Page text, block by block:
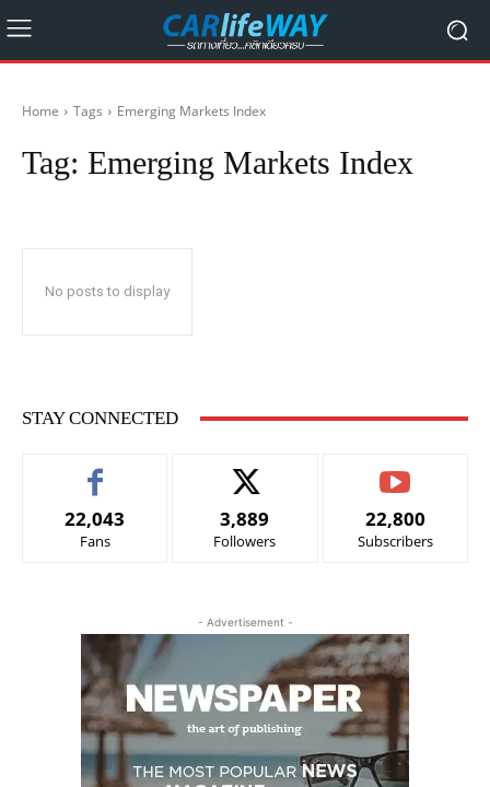
Home Tags Emerging Markets Index
Tag: Emerging Markets Index
No posts to display
STAY CONNECTED
22,043
Fans
3,889
Followers
22,800
Subscribers
- Advertisement -